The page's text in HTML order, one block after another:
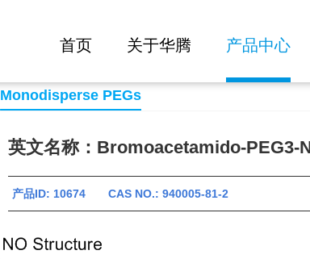
首页 关于华腾 产品中心
Bromoacetamido-PEG3-N3
Monodisperse PEGs
英文名称：Bromoacetamido-PEG3-
产品ID: 10674 CAS NO.: 940005-81-2